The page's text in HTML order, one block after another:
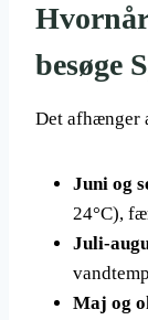
besøge
Det afhænger
Juni og
24°C),
Juli-
Maj og